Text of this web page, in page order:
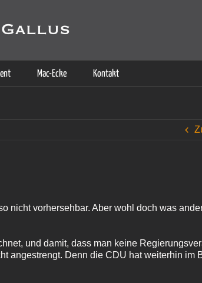
Mac-Ecke Kontakt
nicht vorhersehbar. Aber wohl doch was
und damit, dass man keine
angestrengt. Denn die CDU hat weiterhin im
erklären Sie sich damit einverstanden,